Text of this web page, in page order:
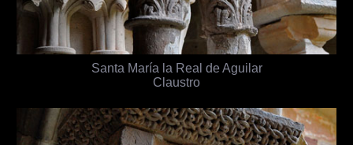
Santa María la Real de Aguilar
Claustro